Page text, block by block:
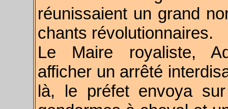
réunissaient un grand
chants révolutionnaires.
Le Maire royaliste,
afficher un arrêté
là, le préfet envoya